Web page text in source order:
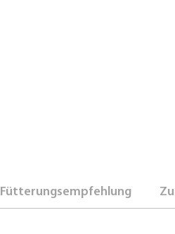
Fütterungsempfehlung